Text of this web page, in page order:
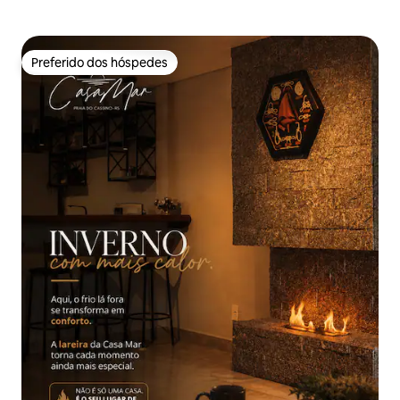
Preferido dos hóspedes
Preferido dos hóspedes